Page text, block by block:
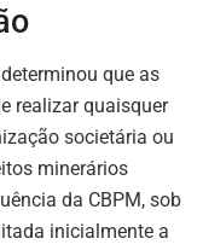
que as
realizar quaisquer
societária ou
minerários
da CBPM, sob
inicialmente a